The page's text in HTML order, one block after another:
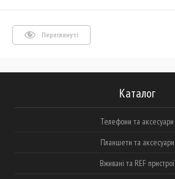
Переглянуті
Каталог
Телефони та аксесуари
Планшети та аксесуари
Вживані та REF пристрої